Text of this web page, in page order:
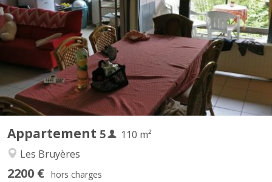
Appartement 5
110 m²
Les Bruyères
2200 € hors charges
Appartement meublé 5 chambres Quartier des Bruyères, à 1348
Louvain-la-Neuve, à 150 m de la Place Montesquieu (proximité
centre et facilités). Appartement de 110 m2 pour 5 étudiant(e)s
solidaires, non-fumeurs : 5 chambres, hall, cuisine équipée,
remise, salle de bain avec WC, terrasse, salle...